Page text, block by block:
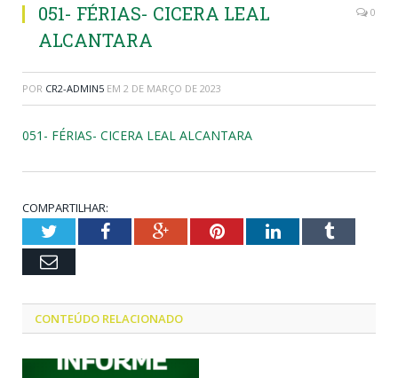
051- FÉRIAS- CICERA LEAL
ALCANTARA
0
POR CR2-ADMIN5 EM 2 DE MARÇO DE 2023
051- FÉRIAS- CICERA LEAL ALCANTARA
COMPARTILHAR:
TwitterFacebookGoogle+PinterestLinkedInTumblr
Email
CONTEÚDO RELACIONADO